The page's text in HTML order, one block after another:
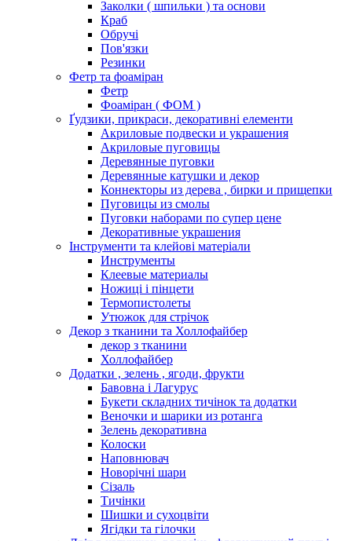
Заколки ( шпильки ) та основи
Краб
Обручі
Пов'язки
Резинки
Фетр та фоаміран
Фетр
Фоаміран ( ФОМ )
Ґудзики, прикраси, декоративні елементи
Акриловые подвески и украшения
Акриловые пуговицы
Деревянные пуговки
Деревянные катушки и декор
Коннекторы из дерева , бирки и прищепки
Пуговицы из смолы
Пуговки наборами по супер цене
Декоративные украшения
Інструменти та клейові матеріали
Инструменты
Клеевые материалы
Ножиці і пінцети
Термопистолеты
Утюжок для стрічок
Декор з тканини та Холлофайбер
декор з тканини
Холлофайбер
Додатки , зелень , ягоди, фрукти
Бавовна і Лагурус
Букети складних тичінок та додатки
Веночки и шарики из ротанга
Зелень декоративна
Колоски
Наповнювач
Новорічні шари
Сізаль
Тичінки
Шишки и сухоцвіти
Ягідки та гілочки